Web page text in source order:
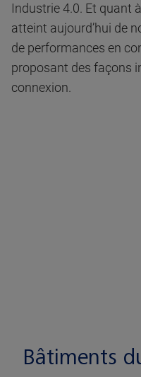
Industrie 4.0. Et quant
atteint aujourd’hui de
de performances en
proposant des façons
connexion.
Bâtiments